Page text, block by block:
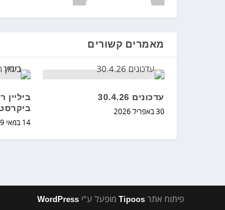
מאמרים קשורים
עדכונים 30.4.26
30 באפריל 2026
14 במאי 2019
פיתוח אתרTipoos מופעל ע"יWordPress